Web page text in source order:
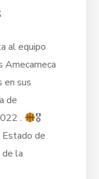
al equipo
Amecameca
en sus
de
.
🎖
Estado de
la